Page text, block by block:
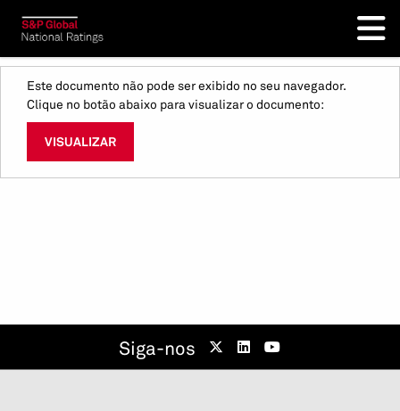
Este documento não pode ser exibido no seu navegador.
Clique no botão abaixo para visualizar o documento:
VISUALIZAR
Siga-nos